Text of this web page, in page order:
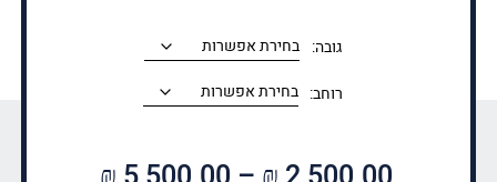
גובה:
רוחב: